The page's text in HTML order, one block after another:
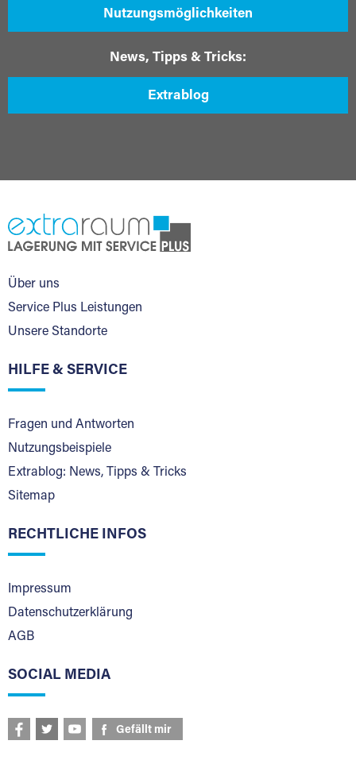
Nutzungsmöglichkeiten
News, Tipps & Tricks:
Extrablog
Über uns
Service Plus Leistungen
Unsere Standorte
HILFE & SERVICE
Fragen und Antworten
Nutzungsbeispiele
Extrablog: News, Tipps & Tricks
Sitemap
RECHTLICHE INFOS
Impressum
Datenschutzerklärung
AGB
SOCIAL MEDIA
Gefällt mir